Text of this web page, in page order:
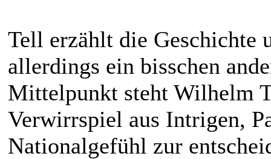
Tell erzählt die Geschichte
allerdings ein bisschen
Mittelpunkt steht Wilhelm
Verwirrspiel aus Intrigen,
Nationalgefühl zur